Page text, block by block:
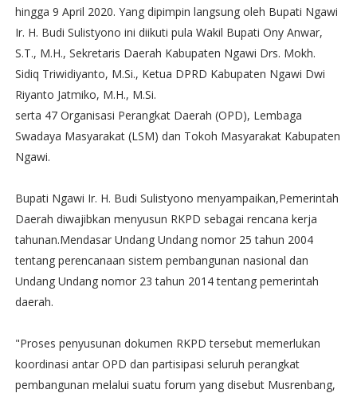
hingga 9 April 2020. Yang dipimpin langsung oleh Bupati Ngawi
Ir. H. Budi Sulistyono ini diikuti pula Wakil Bupati Ony Anwar,
S.T., M.H., Sekretaris Daerah Kabupaten Ngawi Drs. Mokh.
Sidiq Triwidiyanto, M.Si., Ketua DPRD Kabupaten Ngawi Dwi
Riyanto Jatmiko, M.H., M.Si.
serta 47 Organisasi Perangkat Daerah (OPD), Lembaga
Swadaya Masyarakat (LSM) dan Tokoh Masyarakat Kabupaten
Ngawi.
Bupati Ngawi Ir. H. Budi Sulistyono menyampaikan,Pemerintah
Daerah diwajibkan menyusun RKPD sebagai rencana kerja
tahunan.Mendasar Undang Undang nomor 25 tahun 2004
tentang perencanaan sistem pembangunan nasional dan
Undang Undang nomor 23 tahun 2014 tentang pemerintah
daerah.
"Proses penyusunan dokumen RKPD tersebut memerlukan
koordinasi antar OPD dan partisipasi seluruh perangkat
pembangunan melalui suatu forum yang disebut Musrenbang,